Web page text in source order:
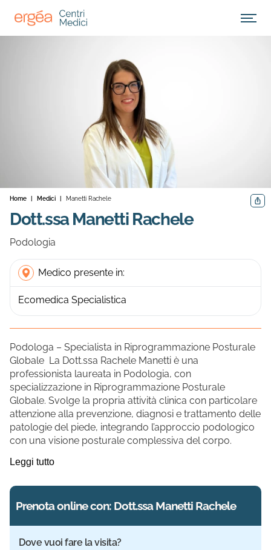
Apri
Home Medici Manetti Rachele
Dott.ssa Manetti Rachele
Podologia
Medico presente in:
Ecomedica Specialistica
Podologa – Specialista in Riprogrammazione Posturale
Globale La Dott.ssa Rachele Manetti è una
professionista laureata in Podologia, con
specializzazione in Riprogrammazione Posturale
Globale. Svolge la propria attività clinica con particolare
attenzione alla prevenzione, diagnosi e trattamento delle
patologie del piede, integrando l’approccio podologico
con una visione posturale complessiva del corpo.
Leggi tutto
Prenota online con: Dott.ssa Manetti Rachele
Dove vuoi fare la visita?